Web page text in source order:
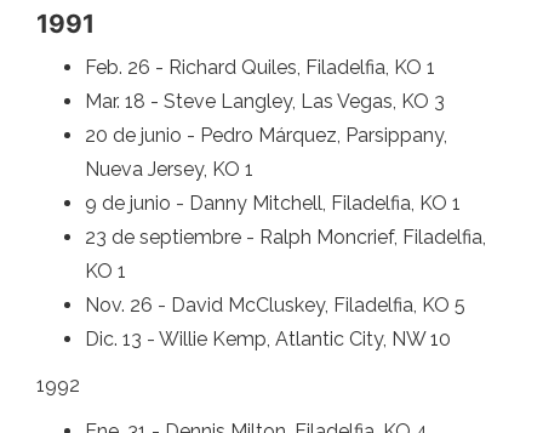
1991
Feb. 26 - Richard Quiles, Filadelfia, KO 1
Mar. 18 - Steve Langley, Las Vegas, KO 3
20 de junio - Pedro Márquez, Parsippany,
Nueva Jersey, KO 1
9 de junio - Danny Mitchell, Filadelfia, KO 1
23 de septiembre - Ralph Moncrief, Filadelfia,
KO 1
Nov. 26 - David McCluskey, Filadelfia, KO 5
Dic. 13 - Willie Kemp, Atlantic City, NW 10
1992